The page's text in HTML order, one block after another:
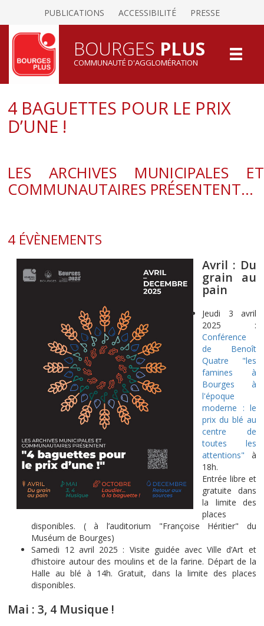
PUBLICATIONS ACCESSIBILITÉ PRESSE
BOURGES PLUS
COMMUNAUTÉ D'AGGLOMÉRATION
4 BAGUETTES POUR LE PRIX
D’UNE !
LES ARCHIVES MUNICIPALES ET
COMMUNAUTAIRES PRÉSENTENT...
4 ÉVÈNEMENTS
Avril : Du
grain au
pain
Jeudi 3 avril
2025 :
Conférence
de Benoît
Quatre "les
famines à
Bourges à
l'époque
moderne : le
prix du blé au
centre de
toutes les
attentions" à
18h.
Entrée libre et
gratuite dans
la limite des
places
disponibles. ( à l’auditorium "Françoise Héritier" du
Muséum de Bourges)
Samedi 12 avril 2025 : Visite guidée avec Ville d’Art et
d’histoire autour des moulins et de la farine. Départ de la
Halle au blé à 14h. Gratuit, dans la limite des places
disponibles.
Mai : 3, 4 Musique !